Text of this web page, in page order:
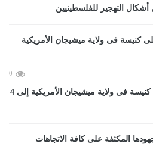
التهجير للفلسطينيين
0
ارتفاع عدد قتلى إطلاق نار على كنيسة فى ولاية ميشيجان الأمريكية إلى 4